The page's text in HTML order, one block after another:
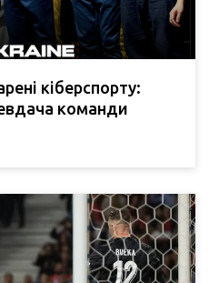
кіберспорту:
команди